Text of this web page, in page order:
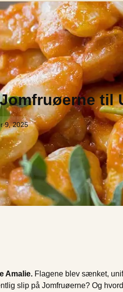
til
9, 2025
Amalie. Flagene blev sænket,
slip på Jomfruøerne? Og